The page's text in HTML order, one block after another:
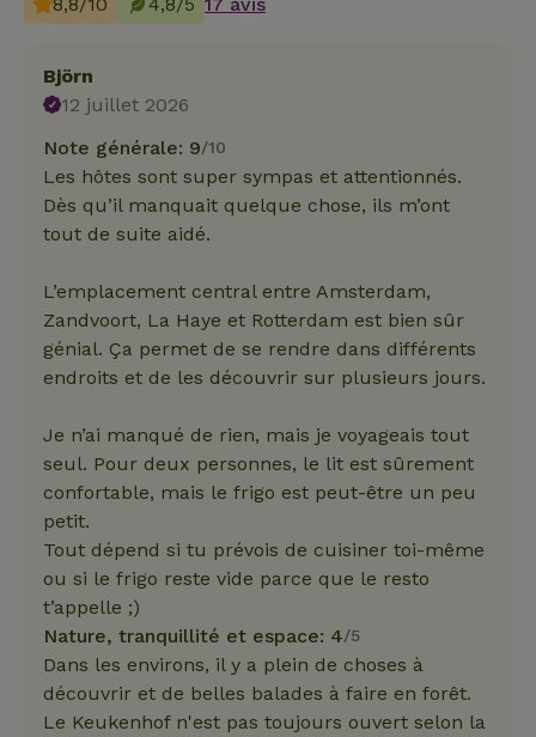
Björn
12 juillet 2026
Note générale: 9/10
Les hôtes sont super sympas et attentionnés.
Dès qu’il manquait quelque chose, ils m’ont
tout de suite aidé.
L’emplacement central entre Amsterdam,
Zandvoort, La Haye et Rotterdam est bien sûr
génial. Ça permet de se rendre dans différents
endroits et de les découvrir sur plusieurs jours.
Je n’ai manqué de rien, mais je voyageais tout
seul. Pour deux personnes, le lit est sûrement
confortable, mais le frigo est peut-être un peu
petit.
Tout dépend si tu prévois de cuisiner toi-même
ou si le frigo reste vide parce que le resto
t’appelle ;)
Nature, tranquillité et espace: 4/5
Dans les environs, il y a plein de choses à
découvrir et de belles balades à faire en forêt.
Le Keukenhof n'est pas toujours ouvert selon la